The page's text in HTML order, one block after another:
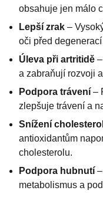
obsahuje jen málo
Lepší zrak –
oči před
Úleva při artritidě
a zabraňují rozvoji
Podpora trávení –
zlepšuje trávení a
Snížení
antioxidantům
cholesterolu.
Podpora hubnutí
metabolismus a